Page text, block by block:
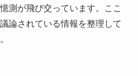
測が飛び交っています。ここ
論されている情報を整理して